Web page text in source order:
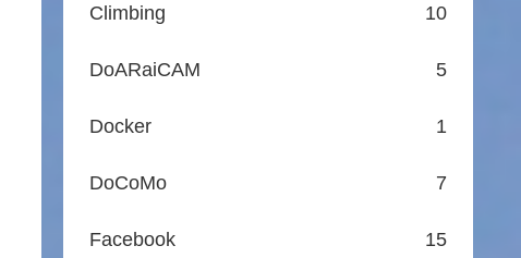
Climbing 10
DoARaiCAM 5
Docker 1
DoCoMo 7
Facebook 15